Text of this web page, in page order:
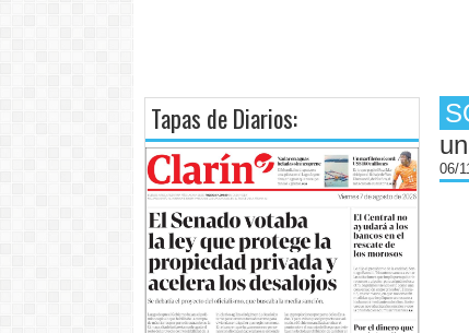
Tapas de Diarios:
06/